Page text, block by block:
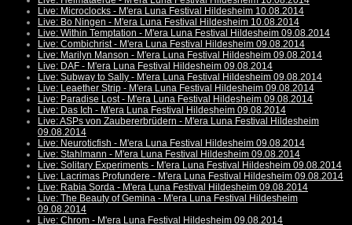
Live: Microclocks - M'era Luna Festival Hildesheim 10.08.2014
Live: Bo Ningen - M'era Luna Festival Hildesheim 10.08.2014
Live: Within Temptation - M'era Luna Festival Hildesheim 09.08.2014
Live: Combichrist - M'era Luna Festival Hildesheim 09.08.2014
Live: Marilyn Manson - M'era Luna Festival Hildesheim 09.08.2014
Live: DAF - M'era Luna Festival Hildesheim 09.08.2014
Live: Subway to Sally - M'era Luna Festival Hildesheim 09.08.2014
Live: Leaether Strip - M'era Luna Festival Hildesheim 09.08.2014
Live: Paradise Lost - M'era Luna Festival Hildesheim 09.08.2014
Live: Das Ich - M'era Luna Festival Hildesheim 09.08.2014
Live: ASPs von Zaubererbrüdern - M'era Luna Festival Hildesheim
09.08.2014
Live: Neuroticfish - M'era Luna Festival Hildesheim 09.08.2014
Live: Stahlmann - M'era Luna Festival Hildesheim 09.08.2014
Live: Solitary Experiments - M'era Luna Festival Hildesheim 09.08.2014
Live: Lacrimas Profundere - M'era Luna Festival Hildesheim 09.08.2014
Live: Rabia Sorda - M'era Luna Festival Hildesheim 09.08.2014
Live: The Beauty of Gemina - M'era Luna Festival Hildesheim
09.08.2014
Live: Chrom - M'era Luna Festival Hildesheim 09.08.2014